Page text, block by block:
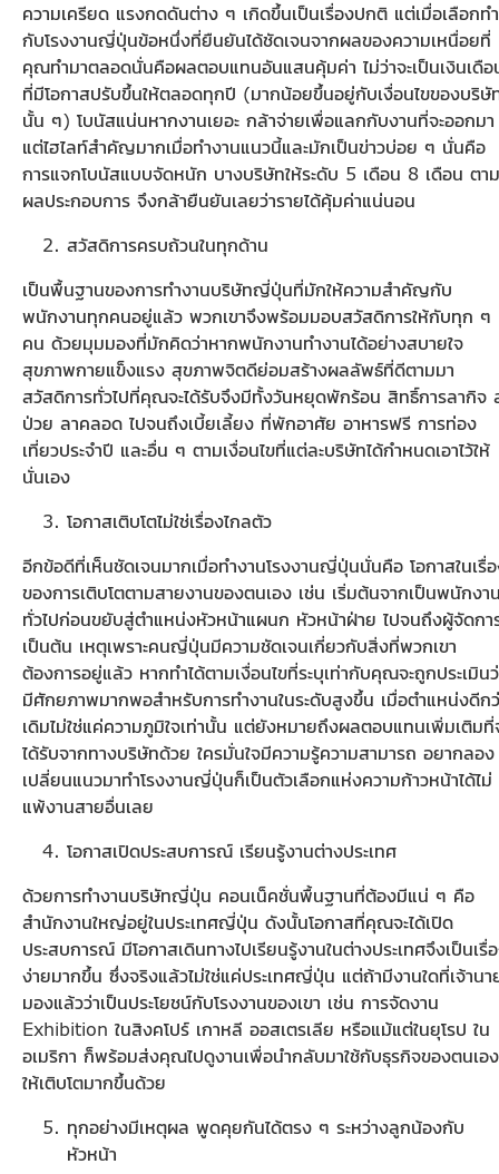
ความเครียด แรงกดดันต่าง ๆ เกิดขึ้นเป็นเรื่องปกติ แต่เมื่อเลือกทำ
กับโรงงานญี่ปุ่นข้อหนึ่งที่ยืนยันได้ชัดเจนจากผลของความเหนื่อยที่
คุณทำมาตลอดนั่นคือผลตอบแทนอันแสนคุ้มค่า ไม่ว่าจะเป็นเงินเดือ
ที่มีโอกาสปรับขึ้นให้ตลอดทุกปี (มากน้อยขึ้นอยู่กับเงื่อนไขของบริษั
นั้น ๆ) โบนัสแน่นหากงานเยอะ กล้าจ่ายเพื่อแลกกับงานที่จะออกมา
แต่ไฮไลท์สำคัญมากเมื่อทำงานแนวนี้และมักเป็นข่าวบ่อย ๆ นั่นคือ
การแจกโบนัสแบบจัดหนัก บางบริษัทให้ระดับ 5 เดือน 8 เดือน ตาม
ผลประกอบการ จึงกล้ายืนยันเลยว่ารายได้คุ้มค่าแน่นอน
สวัสดิการครบถ้วนในทุกด้าน
เป็นพื้นฐานของการทำงานบริษัทญี่ปุ่นที่มักให้ความสำคัญกับ
พนักงานทุกคนอยู่แล้ว พวกเขาจึงพร้อมมอบสวัสดิการให้กับทุก ๆ
คน ด้วยมุมมองที่มักคิดว่าหากพนักงานทำงานได้อย่างสบายใจ
สุขภาพกายแข็งแรง สุขภาพจิตดีย่อมสร้างผลลัพธ์ที่ดีตามมา
สวัสดิการทั่วไปที่คุณจะได้รับจึงมีทั้งวันหยุดพักร้อน สิทธิ์การลากิจ
ป่วย ลาคลอด ไปจนถึงเบี้ยเลี้ยง ที่พักอาศัย อาหารฟรี การท่อง
เที่ยวประจำปี และอื่น ๆ ตามเงื่อนไขที่แต่ละบริษัทได้กำหนดเอาไว้ให้
นั่นเอง
โอกาสเติบโตไม่ใช่เรื่องไกลตัว
อีกข้อดีที่เห็นชัดเจนมากเมื่อทำงานโรงงานญี่ปุ่นนั่นคือ โอกาสในเรื่
ของการเติบโตตามสายงานของตนเอง เช่น เริ่มต้นจากเป็นพนักงา
ทั่วไปก่อนขยับสู่ตำแหน่งหัวหน้าแผนก หัวหน้าฝ่าย ไปจนถึงผู้จัดกา
เป็นต้น เหตุเพราะคนญี่ปุ่นมีความชัดเจนเกี่ยวกับสิ่งที่พวกเขา
ต้องการอยู่แล้ว หากทำได้ตามเงื่อนไขที่ระบุเท่ากับคุณจะถูกประเมิน
มีศักยภาพมากพอสำหรับการทำงานในระดับสูงขึ้น เมื่อตำแหน่งดีก
เดิมไม่ใช่แค่ความภูมิใจเท่านั้น แต่ยังหมายถึงผลตอบแทนเพิ่มเติมที่
ได้รับจากทางบริษัทด้วย ใครมั่นใจมีความรู้ความสามารถ อยากลอง
เปลี่ยนแนวมาทำโรงงานญี่ปุ่นก็เป็นตัวเลือกแห่งความก้าวหน้าได้ไม่
แพ้งานสายอื่นเลย
โอกาสเปิดประสบการณ์ เรียนรู้งานต่างประเทศ
ด้วยการทำงานบริษัทญี่ปุ่น คอนเน็คชั่นพื้นฐานที่ต้องมีแน่ ๆ คือ
สำนักงานใหญ่อยู่ในประเทศญี่ปุ่น ดังนั้นโอกาสที่คุณจะได้เปิด
ประสบการณ์ มีโอกาสเดินทางไปเรียนรู้งานในต่างประเทศจึงเป็นเรื่
ง่ายมากขึ้น ซึ่งจริงแล้วไม่ใช่แค่ประเทศญี่ปุ่น แต่ถ้ามีงานใดที่เจ้านา
มองแล้วว่าเป็นประโยชน์กับโรงงานของเขา เช่น การจัดงาน
Exhibition ในสิงคโปร์ เกาหลี ออสเตรเลีย หรือแม้แต่ในยุโรป ใน
อเมริกา ก็พร้อมส่งคุณไปดูงานเพื่อนำกลับมาใช้กับธุรกิจของตนเอง
ให้เติบโตมากขึ้นด้วย
ทุกอย่างมีเหตุผล พูดคุยกันได้ตรง ๆ ระหว่างลูกน้องกับ
หัวหน้า